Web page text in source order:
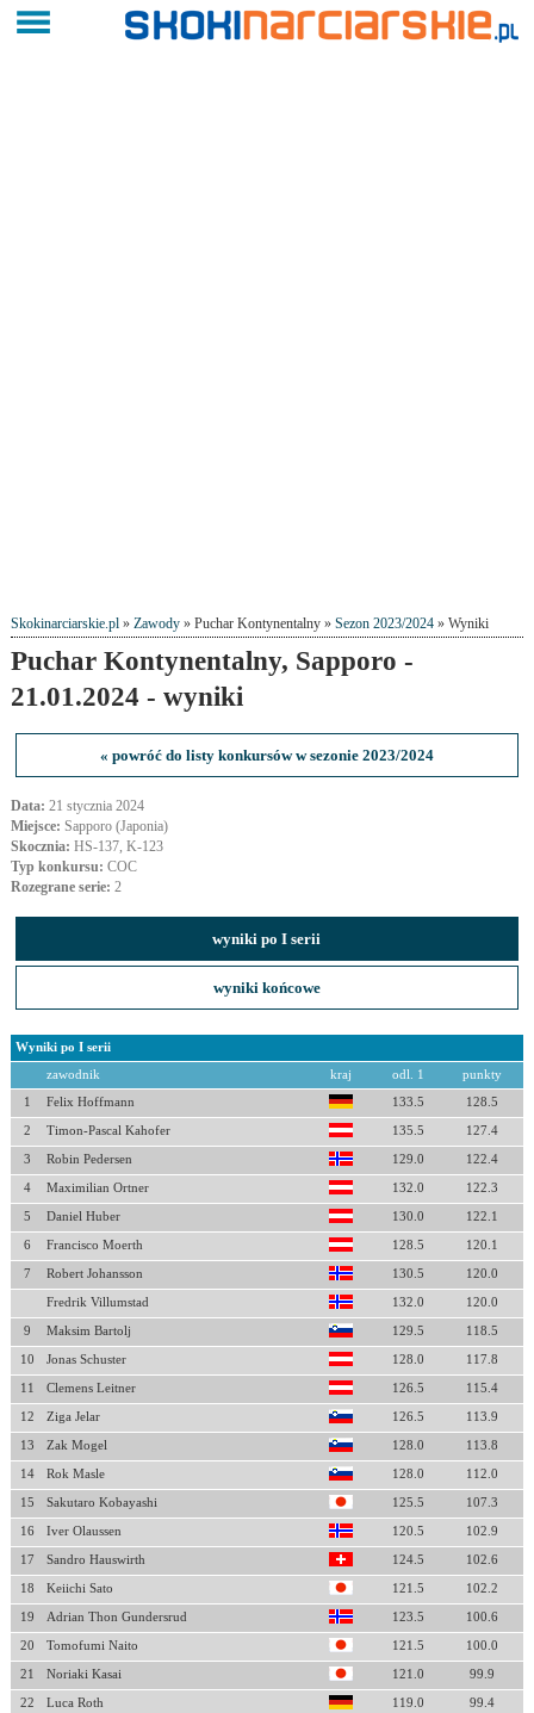
Skokinarciarskie.pl» Zawody» Puchar Kontynentalny » Sezon 2023/2024» Wyniki
Puchar Kontynentalny, Sapporo -
21.01.2024 - wyniki
« powróć do listy konkursów w sezonie 2023/2024
Data: 21 stycznia 2024
Miejsce: Sapporo (Japonia)
Skocznia: HS-137, K-123
Typ konkursu: COC
Rozegrane serie: 2
wyniki po I serii
wyniki końcowe
Wyniki po I serii
zawodnik kraj odl. 1 punkty
1 Felix Hoffmann 133.5 128.5
2 Timon-Pascal Kahofer 135.5 127.4
3 Robin Pedersen 129.0 122.4
4 Maximilian Ortner 132.0 122.3
5 Daniel Huber 130.0 122.1
6 Francisco Moerth 128.5 120.1
7 Robert Johansson 130.5 120.0
Fredrik Villumstad 132.0 120.0
9 Maksim Bartolj 129.5 118.5
10 Jonas Schuster 128.0 117.8
11 Clemens Leitner 126.5 115.4
12 Ziga Jelar 126.5 113.9
13 Zak Mogel 128.0 113.8
14 Rok Masle 128.0 112.0
15 Sakutaro Kobayashi 125.5 107.3
16 Iver Olaussen 120.5 102.9
17 Sandro Hauswirth 124.5 102.6
18 Keiichi Sato 121.5 102.2
19 Adrian Thon Gundersrud 123.5 100.6
20 Tomofumi Naito 121.5 100.0
21 Noriaki Kasai 121.0 99.9
22 Luca Roth 119.0 99.4